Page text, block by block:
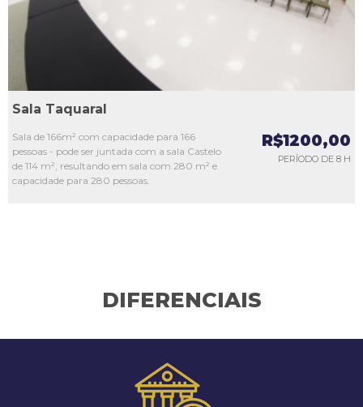
Sala Taquaral
Sala de 166m² com capacidade para 166
pessoas - pode ser juntada com a sala Castelo
de 114 m², resultando em sala com 280 m² e
capacidade para 280 pessoas.
R$1200,00
PERÍODO DE 8 H
DIFERENCIAIS